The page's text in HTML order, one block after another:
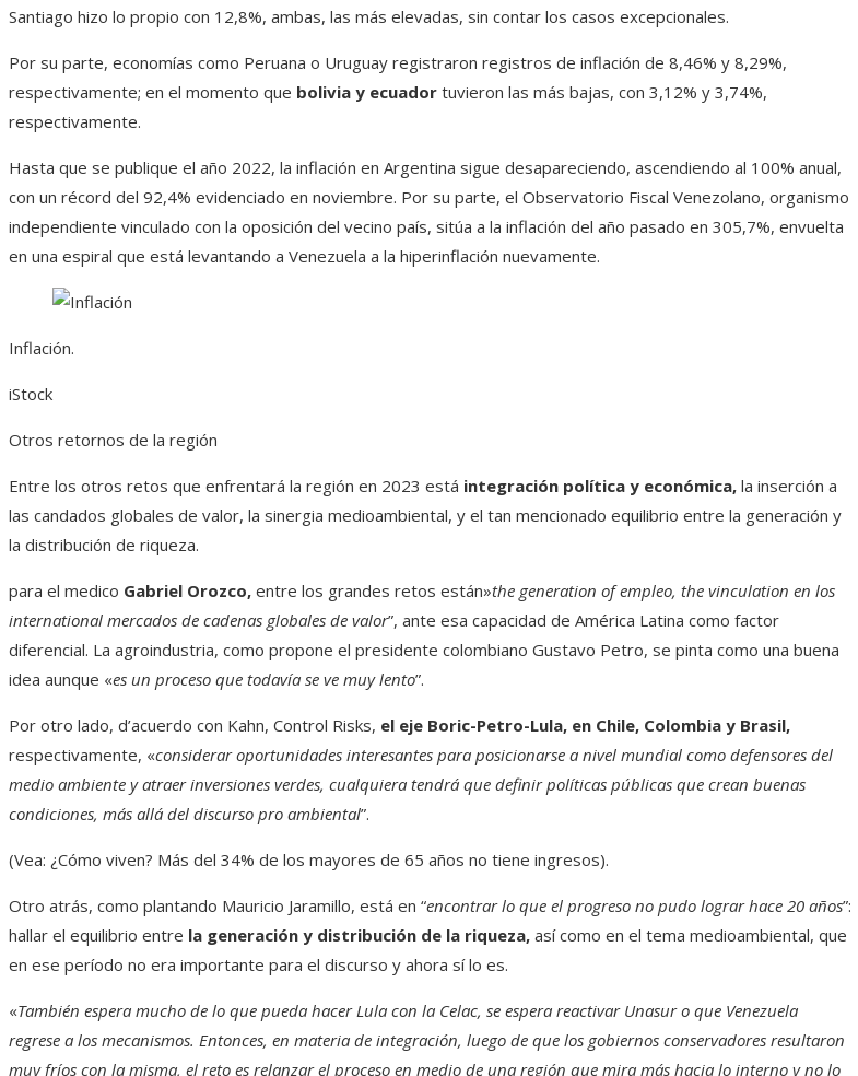
Santiago hizo lo propio con 12,8%, ambas, las más elevadas, sin contar los casos excepcionales.
Por su parte, economías como Peruana o Uruguay registraron registros de inflación de 8,46% y 8,29%,
respectivamente; en el momento que bolivia y ecuador tuvieron las más bajas, con 3,12% y 3,74%,
respectivamente.
Hasta que se publique el año 2022, la inflación en Argentina sigue desapareciendo, ascendiendo al 100% anual,
con un récord del 92,4% evidenciado en noviembre. Por su parte, el Observatorio Fiscal Venezolano, organismo
independiente vinculado con la oposición del vecino país, sitúa a la inflación del año pasado en 305,7%, envuelta
en una espiral que está levantando a Venezuela a la hiperinflación nuevamente.
Inflación.
iStock
Otros retornos de la región
Entre los otros retos que enfrentará la región en 2023 está integración política y económica, la inserción a
las candados globales de valor, la sinergia medioambiental, y el tan mencionado equilibrio entre la generación y
la distribución de riqueza.
para el medico Gabriel Orozco, entre los grandes retos están»the generation of empleo, the vinculation en los
international mercados de cadenas globales de valor”, ante esa capacidad de América Latina como factor
diferencial. La agroindustria, como propone el presidente colombiano Gustavo Petro, se pinta como una buena
idea aunque «es un proceso que todavía se ve muy lento”.
Por otro lado, d’acuerdo con Kahn, Control Risks, el eje Boric-Petro-Lula, en Chile, Colombia y Brasil,
respectivamente, «considerar oportunidades interesantes para posicionarse a nivel mundial como defensores del
medio ambiente y atraer inversiones verdes, cualquiera tendrá que definir políticas públicas que crean buenas
condiciones, más allá del discurso pro ambiental”.
(Vea: ¿Cómo viven? Más del 34% de los mayores de 65 años no tiene ingresos).
Otro atrás, como plantando Mauricio Jaramillo, está en “encontrar lo que el progreso no pudo lograr hace 20 años”:
hallar el equilibrio entre la generación y distribución de la riqueza, así como en el tema medioambiental, que
en ese período no era importante para el discurso y ahora sí lo es.
«También espera mucho de lo que pueda hacer Lula con la Celac, se espera reactivar Unasur o que Venezuela
regrese a los mecanismos. Entonces, en materia de integración, luego de que los gobiernos conservadores resultaron
muy fríos con la misma, el reto es relanzar el proceso en medio de una región que mira más hacia lo interno y no lo